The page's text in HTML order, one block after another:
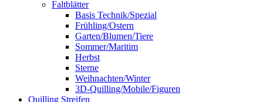
Faltblätter
Basis Technik/Spezial
Frühling/Ostern
Garten/Blumen/Tiere
Sommer/Maritim
Herbst
Sterne
Weihnachten/Winter
3D-Quilling/Mobile/Figuren
Quilling Streifen